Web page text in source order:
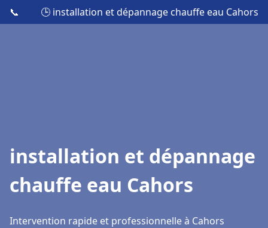
📞 🕒 installation et dépannage chauffe eau Cahors
installation et dépannage
chauffe eau Cahors
Intervention rapide et professionnelle à Cahors